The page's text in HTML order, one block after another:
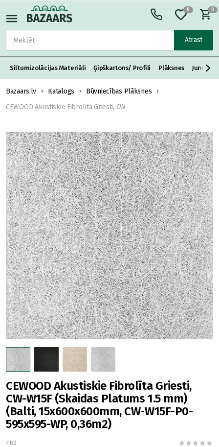
Atrast
0 0
Siltumizolācijas Materiāli Ģipškartons/ Profili Plāksnes Jumta
Bazaars.lv Katalogs
Būvniecības Plāksnes
CEWOOD Akustiskie Fibrolīta Griesti, CW
CEWOOD Akustiskie Fibrolīta Griesti,
CW-W15F (Skaidas Platums 1.5 mm)
(Balti, 15x600x600mm, CW-W15F-P0-
595x595-WP, 0,36m2)
FB2